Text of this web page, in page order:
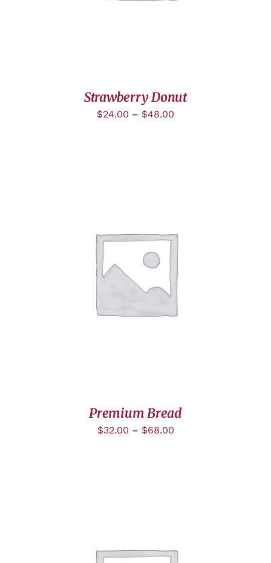
Strawberry Donut
$24.00 – $48.00
CHOIX DES OPTIONS
Premium Bread
$32.00 – $68.00